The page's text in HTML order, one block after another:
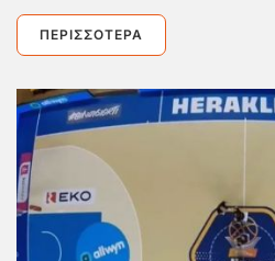
ΠΕΡΙΣΣΌΤΕΡΑ